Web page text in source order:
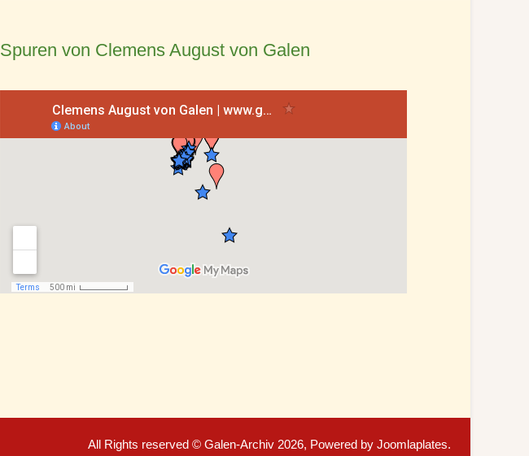
Spuren von Clemens August von Galen
All Rights reserved © Galen-Archiv 2026, Powered by Joomlaplates.